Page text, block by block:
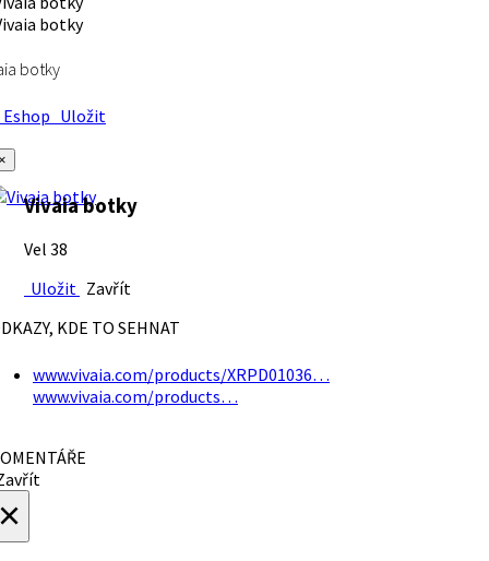
botky
Uložit
Vivaia botky
Vel 38
Uložit Zavřít
KDE TO SEHNAT
www.vivaia.com/products/XRPD01036…
www.vivaia.com/products…